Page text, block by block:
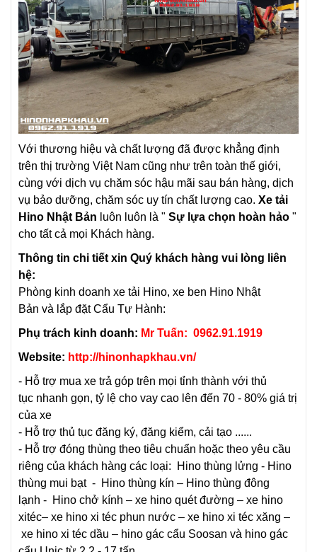
Với thương hiệu và chất lượng đã được khẳng định
trên thị trường Việt Nam cũng như trên toàn thế giới,
cùng với dịch vụ chăm sóc hậu mãi sau bán hàng, dịch
vụ bảo dưỡng, chăm sóc uy tín chất lượng cao. Xe tải
Hino Nhật Bản luôn luôn là " Sự lựa chọn hoàn hảo "
cho tất cả mọi Khách hàng.
Thông tin chi tiết xin Quý khách hàng vui lòng liên
hệ:
Phòng kinh doanh xe tải Hino, xe ben Hino Nhật
Bản và lắp đặt Cẩu Tự Hành:
Phụ trách kinh doanh: Mr Tuấn: 0962.91.1919
Website: http://hinonhapkhau.vn/
- Hỗ trợ mua xe trả góp trên mọi tỉnh thành với thủ
tục nhanh gọn, tỷ lệ cho vay cao lên đến 70 - 80% giá trị
của xe
- Hỗ trợ thủ tục đăng ký, đăng kiểm, cải tạo ......
- Hỗ trợ đóng thùng theo tiêu chuẩn hoặc theo yêu cầu
riêng của khách hàng các loại:
Hino thùng lửng - Hino
thùng mui bạt - Hino thùng kín – Hino thùng đông
lạnh - Hino chở kính – xe hino quét đường – xe hino
xitéc– xe hino xi téc phun nước – xe hino xi téc xăng –
xe hino xi téc dầu – hino gác cẩu Soosan và hino gác